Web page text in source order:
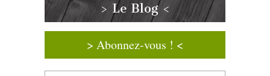
> Le Blog <
> Abonnez-vous ! <